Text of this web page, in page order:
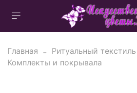
Главная
Ритуальный текстиль
Комплекты и покрывала